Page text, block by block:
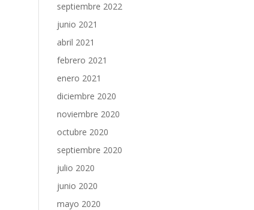
septiembre 2022
junio 2021
abril 2021
febrero 2021
enero 2021
diciembre 2020
noviembre 2020
octubre 2020
septiembre 2020
julio 2020
junio 2020
mayo 2020